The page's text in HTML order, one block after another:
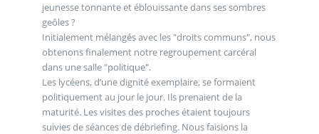
jeunesse tonnante et éblouissante dans ses sombres
geôles ?
Initialement mélangés avec les "droits communs", nous
obtenons finalement notre regroupement carcéral
dans une salle "politique".
Les lycéens, d’une dignité exemplaire, se formaient
politiquement au jour le jour. Ils prenaient de la
maturité. Les visites des proches étaient toujours
suivies de séances de débriefing. Nous faisions la